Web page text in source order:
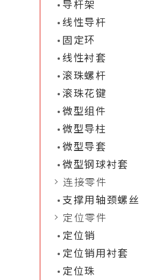
导杆架
线性导杆
固定环
线性衬套
滚珠螺杆
滚珠花键
微型组件
微型导柱
微型导套
微型钢球衬套
连接零件
支撑用轴颈螺丝
定位零件
定位销
定位销用衬套
定位珠